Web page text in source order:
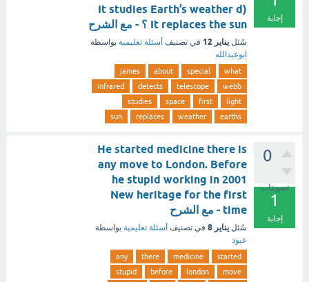
إجابة
It studies Earth’s weather d)
It replaces the sun ؟ - مع الشرح
سُئل يناير 12 في تصنيف أسئلة تعليمية بواسطة
ابوعبدالله
what
special
about
james
webb
telescope
detects
infrared
light
first
space
studies
earths
weather
replaces
sun
0
تصويتات
1
إجابة
He started medicine there is
any move to London. Before
he stupid working in 2001
New heritage for the first
time - مع الشرح
سُئل يناير 8 في تصنيف أسئلة تعليمية بواسطة
عبود
started
medicine
there
any
move
london
before
stupid